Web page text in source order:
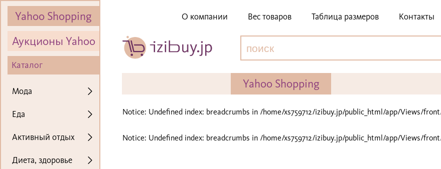
Yahoo Shopping
Аукционы Yahoo
Каталог
Мода
Еда
Активный отдых
Диета, здоровье
О компании Вес товаров Таблица размеров Контакты
Yahoo Shopping
Notice: Undefined index: breadcrumbs in /home/xs759712/izibuy.jp/public_html/app/Views/
Notice: Undefined index: breadcrumbs in /home/xs759712/izibuy.jp/public_html/app/Views/